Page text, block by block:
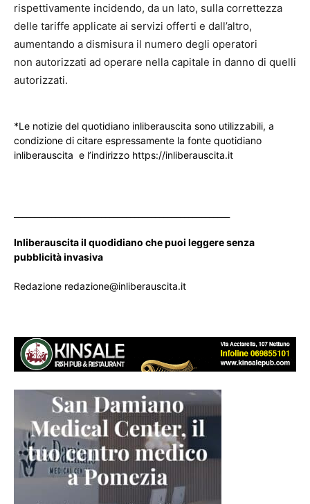
rispettivamente incidendo, da un lato, sulla correttezza
delle tariffe applicate ai servizi offerti e dall’altro,
aumentando a dismisura il numero degli operatori
non autorizzati ad operare nella capitale in danno di quelli
autorizzati.
*Le notizie del quotidiano inliberauscita sono utilizzabili, a
condizione di citare espressamente la fonte quotidiano
inliberauscita e l’indirizzo https://inliberauscita.it
Inliberauscita il quodidiano che puoi leggere senza
pubblicità invasiva
Redazione redazione@inliberauscita.it